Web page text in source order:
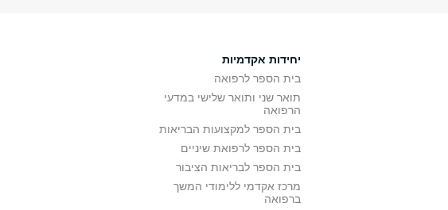
יחידות אקדמיות
בית הספר לרפואה
תואר שני ותואר שלישי במדעי
הרפואה
בית הספר למקצועות הבריאות
בית הספר לרפואת שיניים
בית הספר לבריאות הציבור
מרכז אקדמי ללימודי המשך
ברפואה